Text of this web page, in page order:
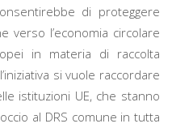
di proteggere
verso l’economia circolare
in materia di raccolta
si vuole raccordare
istituzioni UE, che stanno
al DRS comune in tutta